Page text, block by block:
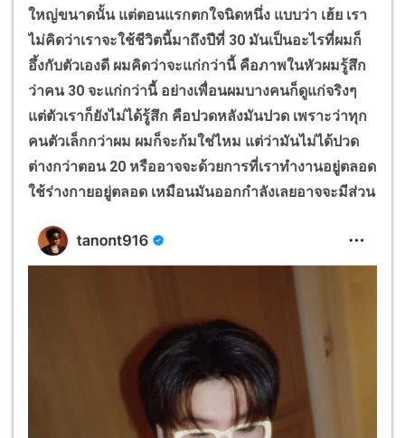
ใหญ่ขนาดนั้น แต่ตอนแรกตกใจนิดหนึ่ง แบบว่า เฮ้ย เรา
ไม่คิดว่าเราจะใช้ชีวิตนี้มาถึงปีที่ 30 มันเป็นอะไรที่ผมก็
อึ้งกับตัวเองดี ผมคิดว่าจะแก่กว่านี้ คือภาพในหัวผมรู้สึก
ว่าคน 30 จะแก่กว่านี้ อย่างเพื่อนผมบางคนก็ดูแก่จริงๆ
แต่ตัวเราก็ยังไม่ได้รู้สึก คือปวดหลังมันปวด เพราะว่าทุก
คนตัวเล็กกว่าผม ผมก็จะก้มใช่ไหม แต่ว่ามันไม่ได้ปวด
ต่างกว่าตอน 20 หรืออาจจะด้วยการที่เราทำงานอยู่ตลอด
ใช้ร่างกายอยู่ตลอด เหมือนมันออกกำลังเลยอาจจะมีส่วน